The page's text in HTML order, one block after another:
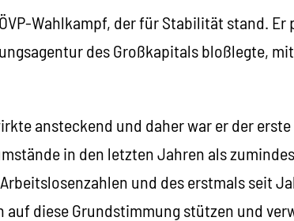
Wahlkampf, der für Stabilität stand. Er
des Großkapitals bloßlegte,
ansteckend und daher war er der
in den letzten Jahren als
und des erstmals seit
auf diese Grundstimmung stützen und